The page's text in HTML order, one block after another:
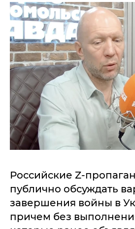
Российские Z-
публично обсуждать
завершения войны в
причем без